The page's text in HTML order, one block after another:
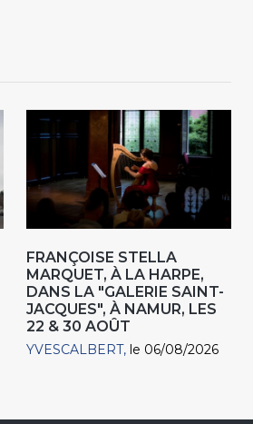
FRANÇOISE STELLA
MARQUET, À LA HARPE,
DANS LA "GALERIE SAINT-
JACQUES", À NAMUR, LES
22 & 30 AOÛT
YVESCALBERT le 06/08/2026